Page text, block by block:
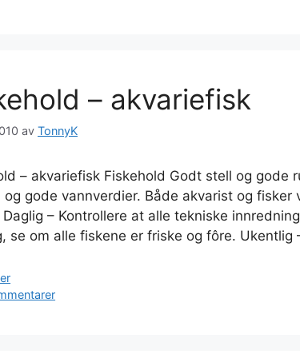
– akvariefisk
av TonnyK
– akvariefisk Fiskehold Godt stell og gode
og gode vannverdier. Både akvarist og
Daglig – Kontrollere at alle tekniske
se om alle fiskene er friske og fôre. Ukentlig